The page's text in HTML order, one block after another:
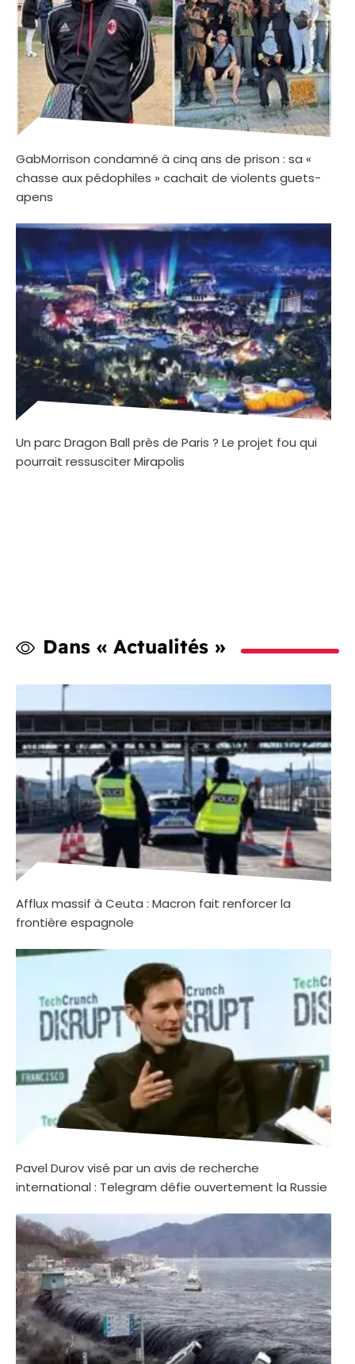
GabMorrison condamné à cinq ans de prison : sa «
chasse aux pédophiles » cachait de violents guets-
apens
Un parc Dragon Ball près de Paris ? Le projet fou qui
pourrait ressusciter Mirapolis
Dans « Actualités »
Afflux massif à Ceuta : Macron fait renforcer la
frontière espagnole
Pavel Durov visé par un avis de recherche
international : Telegram défie ouvertement la Russie